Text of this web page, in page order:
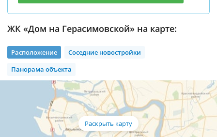
ЖК «Дом на Герасимовской» на карте:
Расположение
Соседние новостройки
Панорама объекта